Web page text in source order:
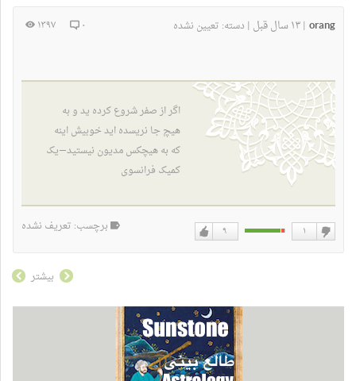
orang
|۱۳ سال قبل | دسته: تعیین نشده ۰ ۱۳۹۷
اگر از صفر شروع کرده ید و به
هیچ جا نریسده اید خوبیش اینه
که به هیچکس مدیون نیستید—یک
کمیک فرانسوی
۹ ۱ برچسب: تعریف نشده
بیشتر